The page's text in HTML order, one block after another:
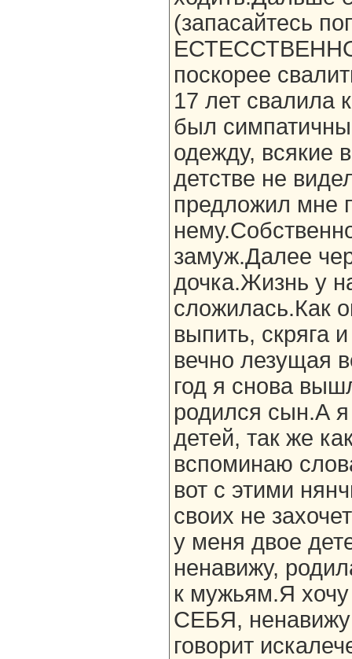
(запасайтесь
ЕСТЕССТВЕННО
поскорее
17 лет свалила
был
одежду, всякие
детстве не
предложил мне
замуж.Далее
дочка.Жизнь у
сложилась.Как
выпить, скряга
вечно лезущая
год я снова
родился сын.А
детей, так же
вспоминаю
вот с этими
своих не
у меня двое
ненавижу,
к мужьям.Я
СЕБЯ, ненавижу
говорит